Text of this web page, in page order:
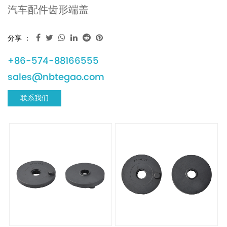
汽车配件齿形端盖
分享 ：
+86-574-88166555
sales@nbtegao.com
联系我们